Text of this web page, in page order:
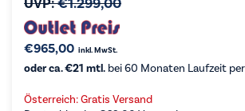
UVP:€1.299,00
€965,00 inkl. MwSt.
oder ca. €21 mtl. bei 60 Monaten Laufzeit
Österreich: Gratis Versand